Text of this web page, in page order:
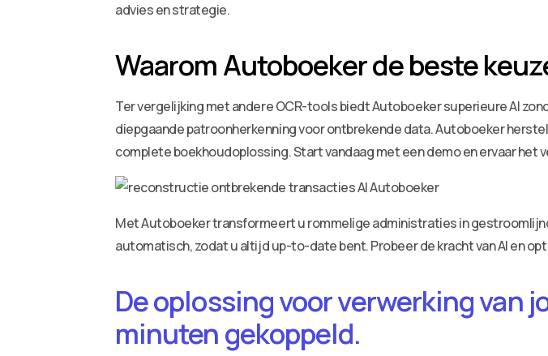
advies en strategie.
Waarom Autoboeker de beste
Ter vergelijking met andere OCR-tools biedt Autoboeker superieure AI
diepgaande patroonherkenning voor ontbrekende data. Autoboeker
complete boekhoudoplossing. Start vandaag met een demo en ervaar het
Met Autoboeker transformeert u rommelige administraties in
automatisch, zodat u altijd up-to-date bent. Probeer de kracht van AI en
De oplossing voor verwerking van
minuten gekoppeld.